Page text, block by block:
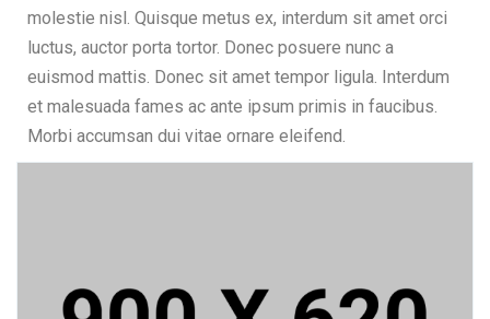
molestie nisl. Quisque metus ex, interdum sit amet orci
luctus, auctor porta tortor. Donec posuere nunc a
euismod mattis. Donec sit amet tempor ligula. Interdum
et malesuada fames ac ante ipsum primis in faucibus.
Morbi accumsan dui vitae ornare eleifend.